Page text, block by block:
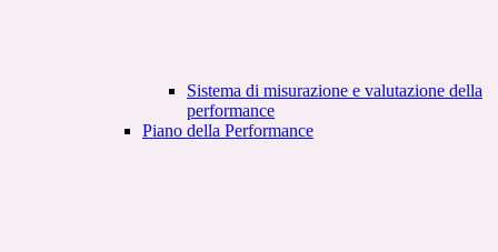
Sistema di misurazione e valutazione della
performance
Piano della Performance